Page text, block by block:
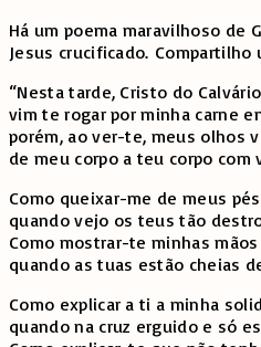
Há um poema maravilhoso de
Jesus crucificado. Compartilho
“Nesta tarde, Cristo do
vim te rogar por minha carne
porém, ao ver-te, meus olhos
de meu corpo a teu corpo com
Como queixar-me de meus
quando vejo os teus tão
Como mostrar-te minhas mãos
quando as tuas estão cheias
Como explicar a ti a minha
quando na cruz erguido e só